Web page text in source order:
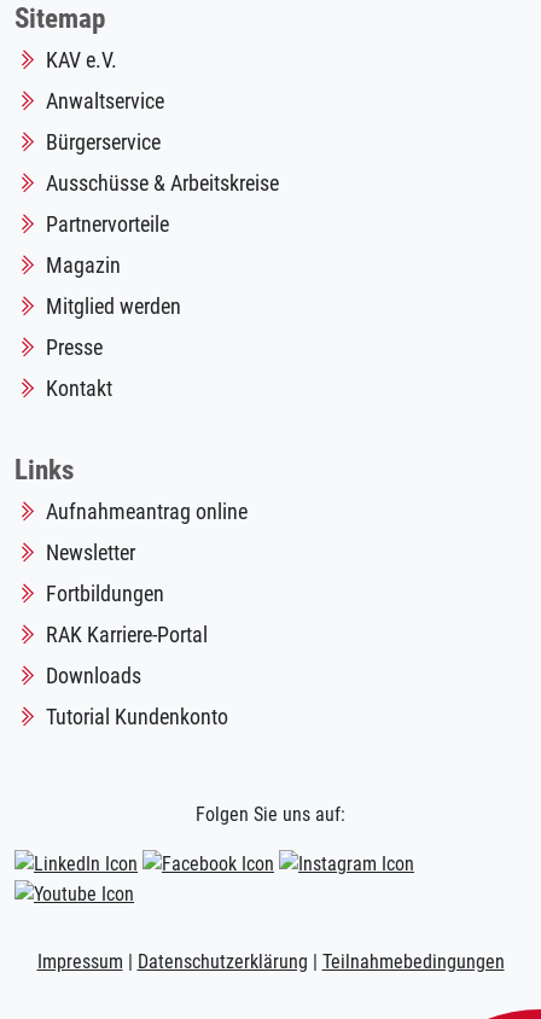
Sitemap
KAV e.V.
Anwaltservice
Bürgerservice
Ausschüsse & Arbeitskreise
Partnervorteile
Magazin
Mitglied werden
Presse
Kontakt
Links
Aufnahmeantrag online
Newsletter
Fortbildungen
RAK Karriere-Portal
Downloads
Tutorial Kundenkonto
Folgen Sie uns auf:
Impressum | Datenschutzerklärung | Teilnahmebedingungen